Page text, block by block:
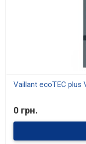
Vaillant ecoTEC plus
0 грн.